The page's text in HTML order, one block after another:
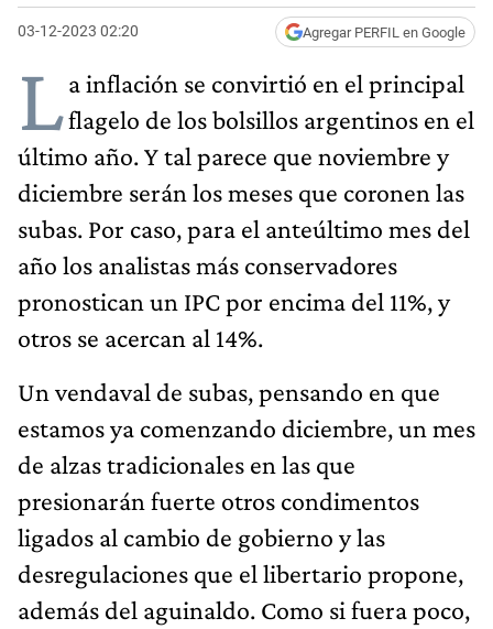
03-12-2023 02:20 Agregar PERFIL en Google
La inflación se convirtió en el principal
flagelo de los bolsillos argentinos en el
último año. Y tal parece que noviembre y
diciembre serán los meses que coronen las
subas. Por caso, para el anteúltimo mes del
año los analistas más conservadores
pronostican un IPC por encima del 11%, y
otros se acercan al 14%.
Un vendaval de subas, pensando en que
estamos ya comenzando diciembre, un mes
de alzas tradicionales en las que
presionarán fuerte otros condimentos
ligados al cambio de gobierno y las
desregulaciones que el libertario propone,
además del aguinaldo. Como si fuera poco,